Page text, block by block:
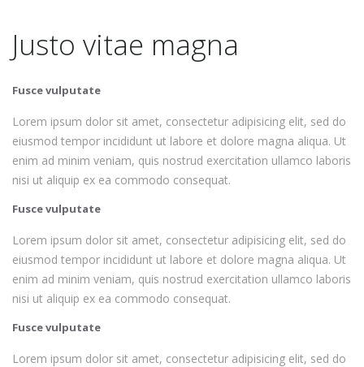
Justo vitae magna
Fusce vulputate
Lorem ipsum dolor sit amet, consectetur adipisicing elit, sed do
eiusmod tempor incididunt ut labore et dolore magna aliqua. Ut
enim ad minim veniam, quis nostrud exercitation ullamco laboris
nisi ut aliquip ex ea commodo consequat.
Fusce vulputate
Lorem ipsum dolor sit amet, consectetur adipisicing elit, sed do
eiusmod tempor incididunt ut labore et dolore magna aliqua. Ut
enim ad minim veniam, quis nostrud exercitation ullamco laboris
nisi ut aliquip ex ea commodo consequat.
Fusce vulputate
Lorem ipsum dolor sit amet, consectetur adipisicing elit, sed do